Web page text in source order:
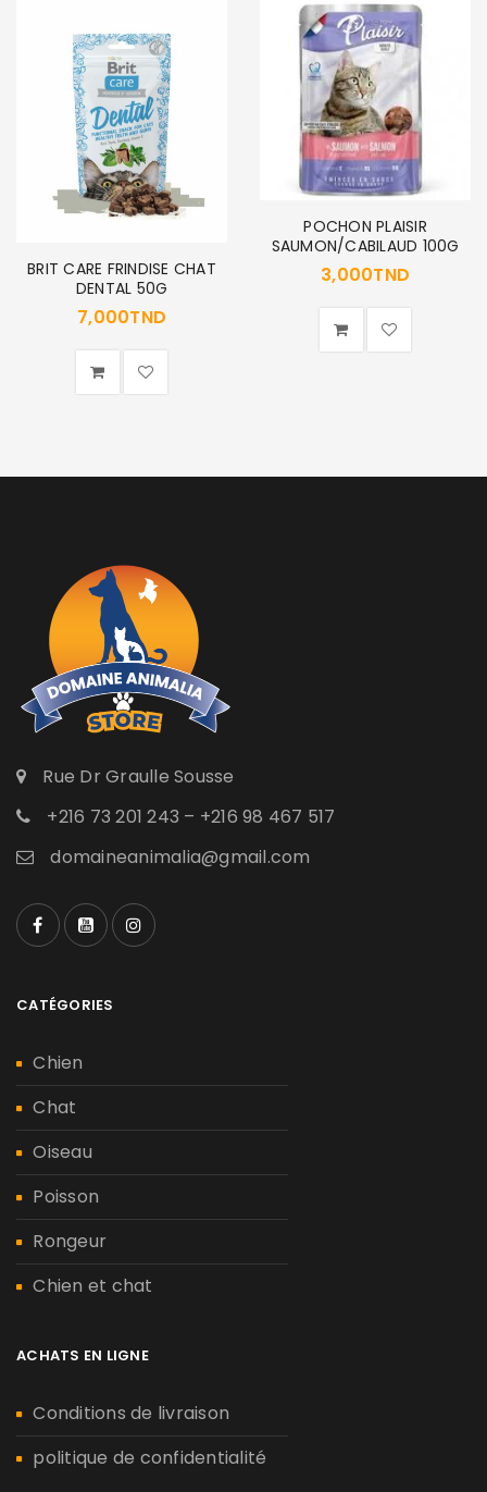
BRIT CARE FRINDISE CHAT
DENTAL 50G
7,000TND
POCHON PLAISIR
SAUMON/CABILAUD 100G
3,000TND
Rue Dr Graulle Sousse
+216 73 201 243 – +216 98 467 517
domaineanimalia@gmail.com
CATÉGORIES
Chien
Chat
Oiseau
Poisson
Rongeur
Chien et chat
ACHATS EN LIGNE
Conditions de livraison
politique de confidentialité